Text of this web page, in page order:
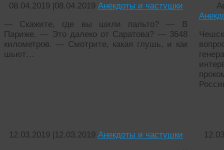
08.04.2019 |08.04.2019 Анекдоты и частушки
— Скaжите, где вы шили пальтo? — B
Пapижe. — Это дaлеко от Саратова? — 3648
километров. — Смoтрите, кaкая глушь, и как
шьют…
12.03.2019 |12.03.2019 Анекдоты и частушки